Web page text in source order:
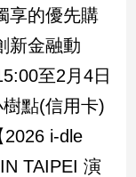
享的優先購
新金融動
至2月4日
點(信用卡)
i-dle
TAIPEI 演